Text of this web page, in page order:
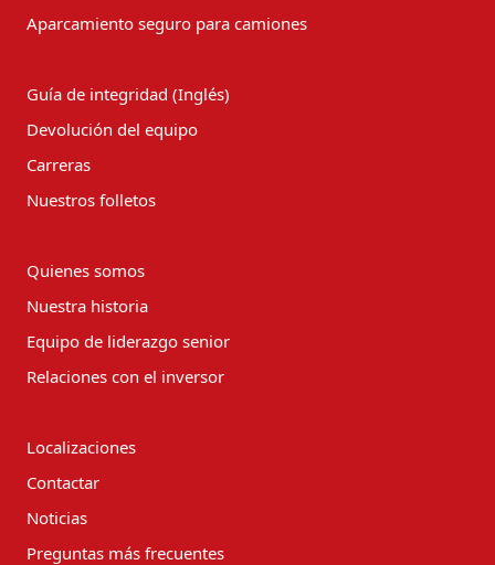
Aparcamiento seguro para camiones
Guía de integridad (Inglés)
Devolución del equipo
Carreras
Nuestros folletos
Quienes somos
Nuestra historia
Equipo de liderazgo senior
Relaciones con el inversor
Localizaciones
Contactar
Noticias
Preguntas más frecuentes